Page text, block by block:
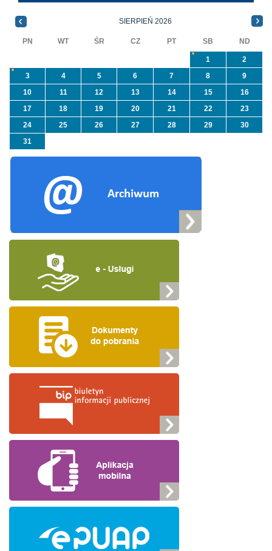
NFOŚiGW pn.
informacji ...
SIERPIEŃ 2026
PN WT ŚR CZ PT SB ND
1
2
3
4 5 6 7 8
9
10
11 12 13 14 15
16
17
18 19 20 21 22
23
24
25 26 27 28 29
30
31